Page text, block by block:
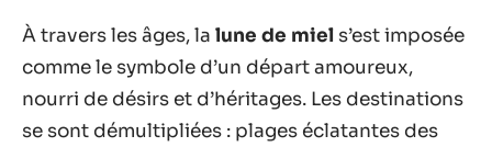
À travers les âges, la lune de miel s’est imposée
comme le symbole d’un départ amoureux,
nourri de désirs et d’héritages. Les destinations
se sont démultipliées : plages éclatantes des